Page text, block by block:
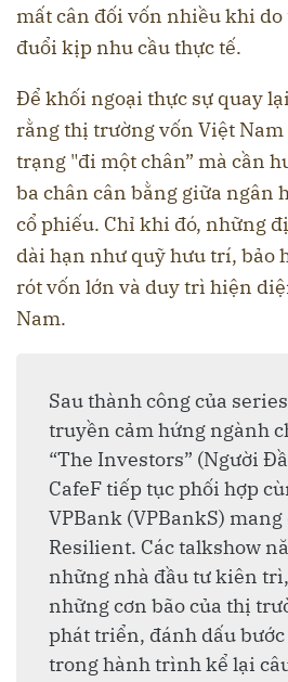
mất cân đối vốn nhiều khi
đuổi kịp nhu cầu thực tế.
Để khối ngoại thực sự quay
rằng thị trường vốn Việt
trạng "đi một chân” mà cần
ba chân cân bằng giữa ngân
cổ phiếu. Chỉ khi đó, những
dài hạn như quỹ hưu trí, bảo
rót vốn lớn và duy trì hiện
Nam.
Sau thành công của
truyền cảm hứng ngành
“The Investors” (Người
CafeF tiếp tục phối hợp
VPBank (VPBankS)
Resilient. Các talkshow
những nhà đầu tư kiên
những cơn bão của thị
phát triển, đánh dấu
trong hành trình kể lại